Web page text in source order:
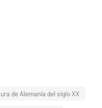
de Alemania del siglo XX